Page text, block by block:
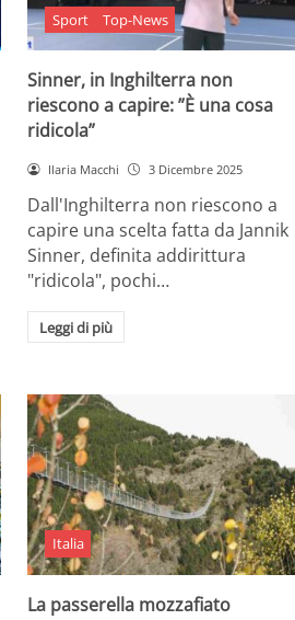
Sport Top-News
Sinner, in Inghilterra non
riescono a capire: ”È una cosa
ridicola”
Ilaria Macchi 3 Dicembre 2025
Dall'Inghilterra non riescono a
capire una scelta fatta da Jannik
Sinner, definita addirittura
"ridicola", pochi…
Leggi di più
Italia
La passerella mozzafiato